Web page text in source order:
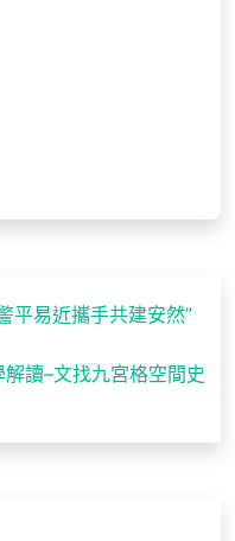
平易近攜手共建安然”
讀–文找九宮格空間史